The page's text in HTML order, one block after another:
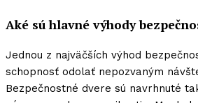
Aké sú hlavné výhody
Jednou z najväčších výhod
schopnosť odolať nepozvaným
Bezpečnostné dvere sú navrhnuté